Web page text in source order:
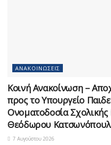
ΑΝΑΚΟΙΝΏΣΕΙΣ
Κοινή Ανακοίνωση –
προς το Υπουργείο
Ονοματοδοσία
Θεόδωρου
7 Αυγούστου 2026